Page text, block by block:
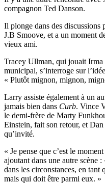
compagnon Ted Danson.
Il plonge dans des discussions
J.B Smoove, et a un moment
vieux ami.
Tracey Ullman, qui jouait
municipal, s’interroge sur
« Plutôt mignon, mignon,
Larry assiste également à un
jamais bien dans Curb. Vince
le demi-frère de Marty
Einstein, fait son retour, et
qu’invité.
« Je pense que c’est le
ajoutant dans une autre scène
dans les circonstances, en tant
mais qui doit être parmi eux. »